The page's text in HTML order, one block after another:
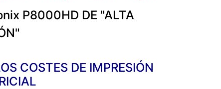
P8000HD DE "ALTA
COSTES DE IMPRESIÓN